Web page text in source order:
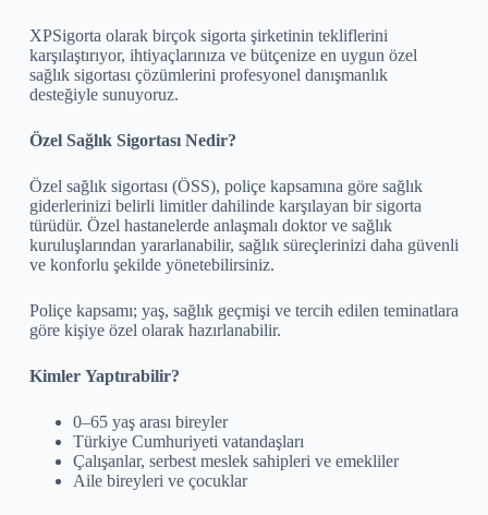
XPSigorta olarak birçok sigorta şirketinin tekliflerini
karşılaştırıyor, ihtiyaçlarınıza ve bütçenize en uygun özel
sağlık sigortası çözümlerini profesyonel danışmanlık
desteğiyle sunuyoruz.
Özel Sağlık Sigortası Nedir?
Özel sağlık sigortası (ÖSS), poliçe kapsamına göre sağlık
giderlerinizi belirli limitler dahilinde karşılayan bir sigorta
türüdür. Özel hastanelerde anlaşmalı doktor ve sağlık
kuruluşlarından yararlanabilir, sağlık süreçlerinizi daha güvenli
ve konforlu şekilde yönetebilirsiniz.
Poliçe kapsamı; yaş, sağlık geçmişi ve tercih edilen teminatlara
göre kişiye özel olarak hazırlanabilir.
Kimler Yaptırabilir?
0–65 yaş arası bireyler
Türkiye Cumhuriyeti vatandaşları
Çalışanlar, serbest meslek sahipleri ve emekliler
Aile bireyleri ve çocuklar